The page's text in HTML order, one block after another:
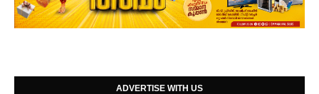
ADVERTISE WITH US